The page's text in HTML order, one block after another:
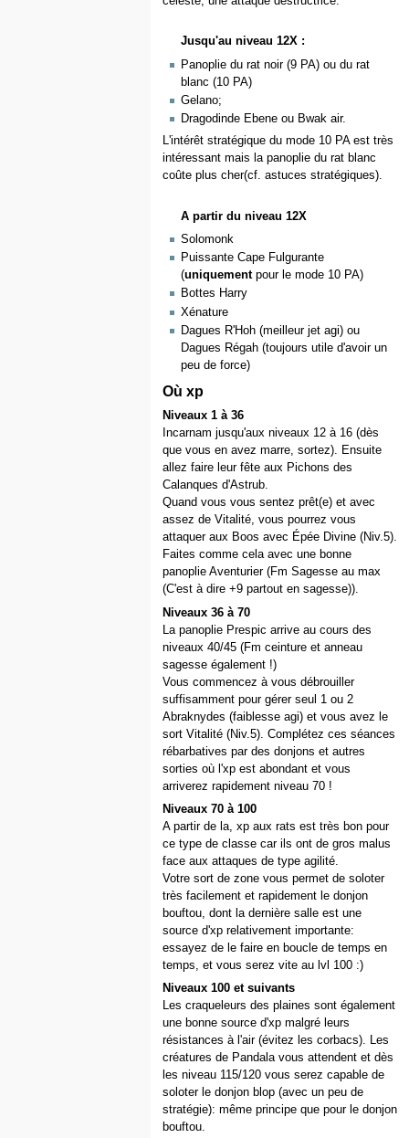
Jusqu'au niveau 12X :
Panoplie du rat noir (9 PA) ou du rat
blanc (10 PA)
Gelano;
Dragodinde Ebene ou Bwak air.
L'intérêt stratégique du mode 10 PA est très
intéressant mais la panoplie du rat blanc
coûte plus cher(cf. astuces stratégiques).
A partir du niveau 12X
Solomonk
Puissante Cape Fulgurante
(uniquementpour le mode 10 PA)
Bottes Harry
Xénature
Dagues R'Hoh (meilleur jet agi) ou
Dagues Régah (toujours utile d'avoir un
peu de force)
Où xp
Niveaux 1 à 36
Incarnam jusqu'aux niveaux 12 à 16 (dès
que vous en avez marre, sortez). Ensuite
allez faire leur fête aux Pichons des
Calanques d'Astrub.
Quand vous vous sentez prêt(e) et avec
assez de Vitalité, vous pourrez vous
attaquer aux Boos avec Épée Divine (Niv.5).
Faites comme cela avec une bonne
panoplie Aventurier (Fm Sagesse au max
(C'est à dire +9 partout en sagesse)).
Niveaux 36 à 70
La panoplie Prespic arrive au cours des
niveaux 40/45 (Fm ceinture et anneau
sagesse également !)
Vous commencez à vous débrouiller
suffisamment pour gérer seul 1 ou 2
Abraknydes (faiblesse agi) et vous avez le
sort Vitalité (Niv.5). Complétez ces séances
rébarbatives par des donjons et autres
sorties où l'xp est abondant et vous
arriverez rapidement niveau 70 !
Niveaux 70 à 100
A partir de la, xp aux rats est très bon pour
ce type de classe car ils ont de gros malus
face aux attaques de type agilité.
Votre sort de zone vous permet de soloter
très facilement et rapidement le donjon
bouftou, dont la dernière salle est une
source d'xp relativement importante:
essayez de le faire en boucle de temps en
temps, et vous serez vite au lvl 100 :)
Niveaux 100 et suivants
Les craqueleurs des plaines sont également
une bonne source d'xp malgré leurs
résistances à l'air (évitez les corbacs). Les
créatures de Pandala vous attendent et dès
les niveau 115/120 vous serez capable de
soloter le donjon blop (avec un peu de
stratégie): même principe que pour le donjon
bouftou.